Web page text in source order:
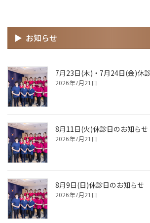
お知らせ
7月23日(木)・7月24日(金)休
2026年7月21日
8月11日(火)休診日のお知らせ
2026年7月21日
8月9日(日)休診日のお知らせ
2026年7月21日